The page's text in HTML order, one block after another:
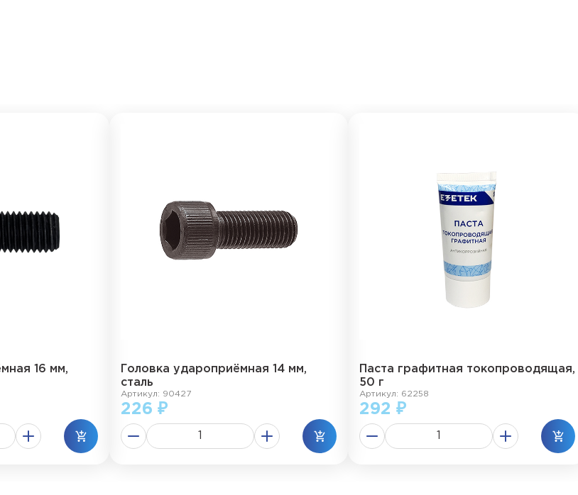
16 мм,
Головка удароприёмная 14 мм,
сталь
Артикул: 90427
226 ₽
Паста графитная токопроводящая,
50 г
Артикул: 62258
292 ₽